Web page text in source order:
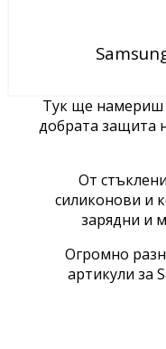
Тук ще намериш
добрата защита
От
силиконови и
зарядни и
Огромно
артикули за